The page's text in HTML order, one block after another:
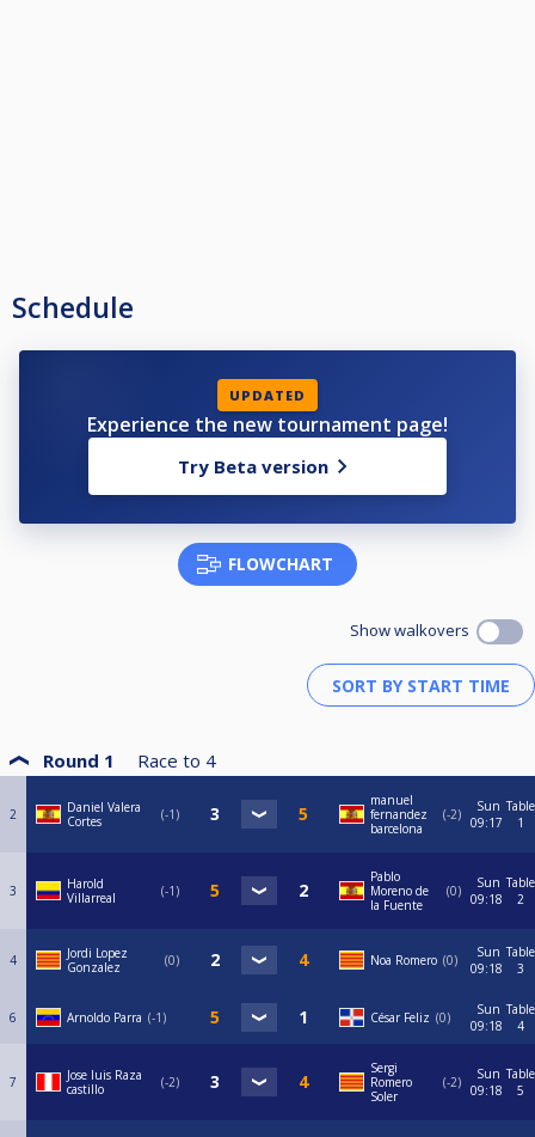
Schedule
UPDATED
Experience the new tournament page!
Try Beta version
FLOWCHART
Show walkovers
Round 1 Race to 4
2
Daniel Valera
Cortes
-1
manuel
fernandez
barcelona
-2
Sun
09:17
Table
1
3
Harold
Villarreal
-1
Pablo
Moreno de
la Fuente
0
Sun
09:18
Table
2
4
Jordi Lopez
Gonzalez
0 Noa Romero 0
Sun
09:18
Table
3
6 Arnoldo Parra -1 César Feliz 0
Sun
09:18
Table
4
7
Jose luis Raza
castillo
-2
Sergi
Romero
Soler
-2
Sun
09:18
Table
5